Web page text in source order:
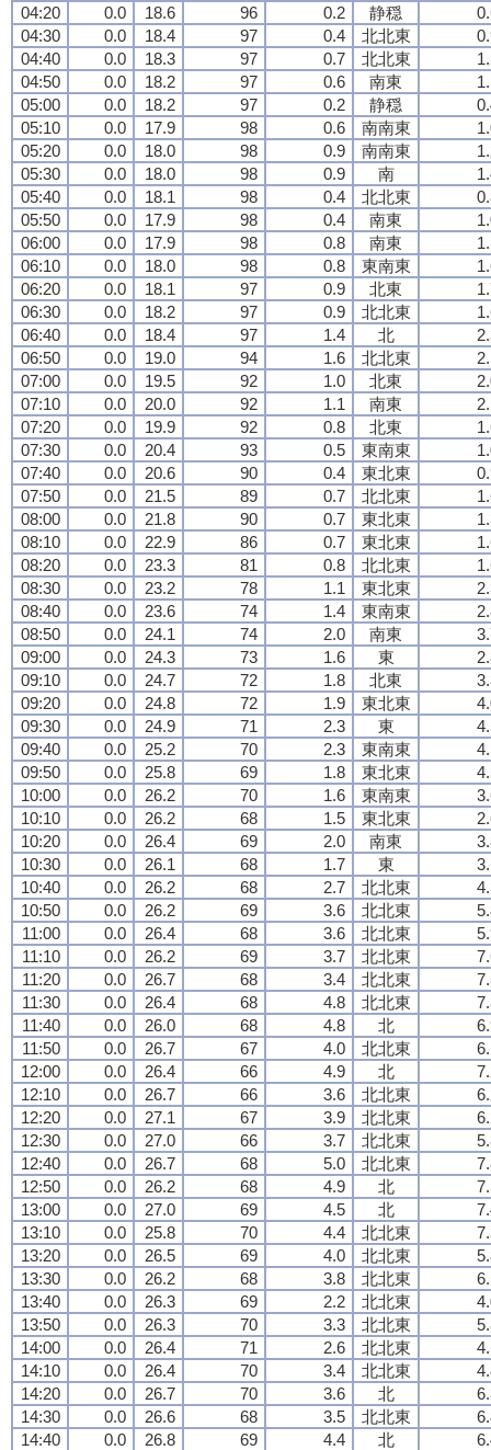
04:20
0.0 18.6 96 0.2 静穏
04:30
0.0 18.4 97 0.4 北北東
04:40
0.0 18.3 97 0.7 北北東
04:50
0.0 18.2 97 0.6 南東
05:00
0.0 18.2 97 0.2 静穏
05:10
0.0 17.9 98 0.6 南南東
05:20
0.0 18.0 98 0.9 南南東
05:30
0.0 18.0 98 0.9 南
05:40
0.0 18.1 98 0.4 北北東
05:50
0.0 17.9 98 0.4 南東
06:00
0.0 17.9 98 0.8 南東
06:10
0.0 18.0 98 0.8 東南東
06:20
0.0 18.1 97 0.9 北東
06:30
0.0 18.2 97 0.9 北北東
06:40
0.0 18.4 97 1.4 北
06:50
0.0 19.0 94 1.6 北北東
07:00
0.0 19.5 92 1.0 北東
07:10
0.0 20.0 92 1.1 南東
07:20
0.0 19.9 92 0.8 北東
07:30
0.0 20.4 93 0.5 東南東
07:40
0.0 20.6 90 0.4 東北東
07:50
0.0 21.5 89 0.7 北北東
08:00
0.0 21.8 90 0.7 東北東
08:10
0.0 22.9 86 0.7 東北東
08:20
0.0 23.3 81 0.8 北北東
08:30
0.0 23.2 78 1.1 東北東
08:40
0.0 23.6 74 1.4 東南東
08:50
0.0 24.1 74 2.0 南東
09:00
0.0 24.3 73 1.6 東
09:10
0.0 24.7 72 1.8 北東
09:20
0.0 24.8 72 1.9 東北東
09:30
0.0 24.9 71 2.3 東
09:40
0.0 25.2 70 2.3 東南東
09:50
0.0 25.8 69 1.8 東北東
10:00
0.0 26.2 70 1.6 東南東
10:10
0.0 26.2 68 1.5 東北東
10:20
0.0 26.4 69 2.0 南東
10:30
0.0 26.1 68 1.7 東
10:40
0.0 26.2 68 2.7 北北東
10:50
0.0 26.2 69 3.6 北北東
11:00
0.0 26.4 68 3.6 北北東
11:10
0.0 26.2 69 3.7 北北東
11:20
0.0 26.7 68 3.4 北北東
11:30
0.0 26.4 68 4.8 北北東
11:40
0.0 26.0 68 4.8 北
11:50
0.0 26.7 67 4.0 北北東
12:00
0.0 26.4 66 4.9 北
12:10
0.0 26.7 66 3.6 北北東
12:20
0.0 27.1 67 3.9 北北東
12:30
0.0 27.0 66 3.7 北北東
12:40
0.0 26.7 68 5.0 北北東
12:50
0.0 26.2 68 4.9 北
13:00
0.0 27.0 69 4.5 北
13:10
0.0 25.8 70 4.4 北北東
13:20
0.0 26.5 69 4.0 北北東
13:30
0.0 26.2 68 3.8 北北東
13:40
0.0 26.3 69 2.2 北北東
13:50
0.0 26.3 70 3.3 北北東
14:00
0.0 26.4 71 2.6 北北東
14:10
0.0 26.4 70 3.4 北北東
14:20
0.0 26.7 70 3.6 北
14:30
0.0 26.6 68 3.5 北北東
14:40
0.0 26.8 69 4.4 北